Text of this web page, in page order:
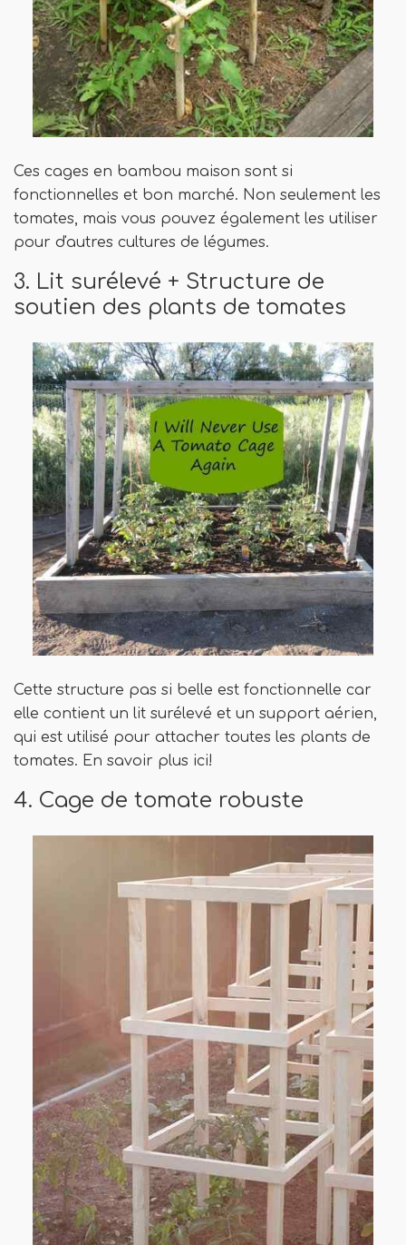
Ces cages en bambou maison sont si
fonctionnelles et bon marché. Non seulement les
tomates, mais vous pouvez également les utiliser
pour d'autres cultures de légumes.
3. Lit surélevé + Structure de
soutien des plants de tomates
Cette structure pas si belle est fonctionnelle car
elle contient un lit surélevé et un support aérien,
qui est utilisé pour attacher toutes les plants de
tomates. En savoir plus ici!
4. Cage de tomate robuste